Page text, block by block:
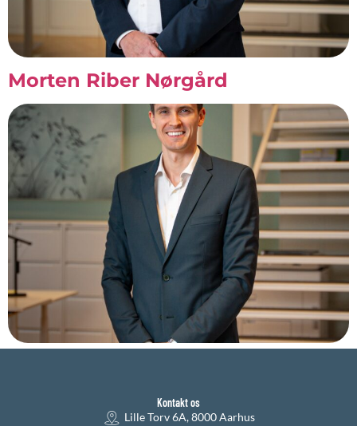
Morten Riber Nørgård
Kontakt os
Lille Torv 6A, 8000 Aarhus